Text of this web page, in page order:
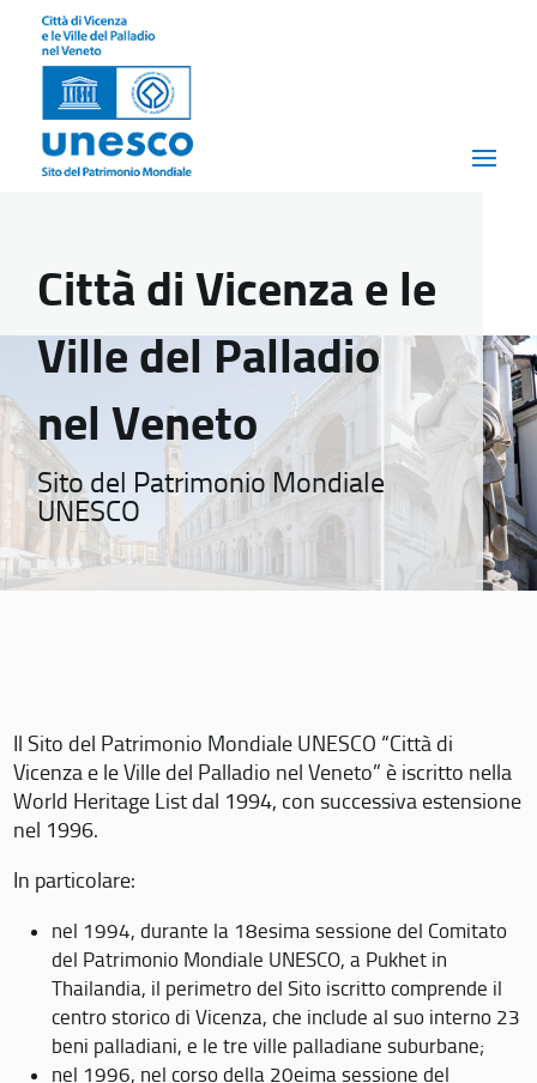
Città di Vicenza e le
Ville del Palladio
nel Veneto
Sito del Patrimonio Mondiale
UNESCO
Il Sito del Patrimonio Mondiale UNESCO “Città di
Vicenza e le Ville del Palladio nel Veneto” è iscritto nella
World Heritage List dal 1994, con successiva estensione
nel 1996.
In particolare:
nel 1994, durante la 18esima sessione del Comitato
del Patrimonio Mondiale UNESCO, a Pukhet in
Thailandia, il perimetro del Sito iscritto comprende il
centro storico di Vicenza, che include al suo interno 23
beni palladiani, e le tre ville palladiane suburbane;
nel 1996, nel corso della 20eima sessione del